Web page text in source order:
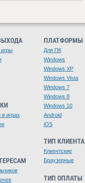
играх
ПЛАТФОРМЫ
Для ПК
Windows
Windows XP
Windows Vista
Windows 7
Windows 8
Windows 10
Android
iOS
ТИП КЛИЕНТА
Клиентские
Браузерные
ТИП ОПЛАТЫ